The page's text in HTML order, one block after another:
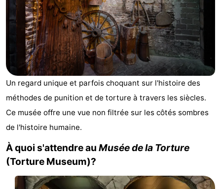
Passer
Appartements
Campings
Chambre
-
Het
-
Un regard unique et parfois choquant sur l'histoire des
méthodes de punition et de torture à travers les siècles.
Ce musée offre une vue non filtrée sur les côtés sombres
de l'histoire humaine.
À quoi s'attendre au Musée de la Torture
(Torture Museum)?